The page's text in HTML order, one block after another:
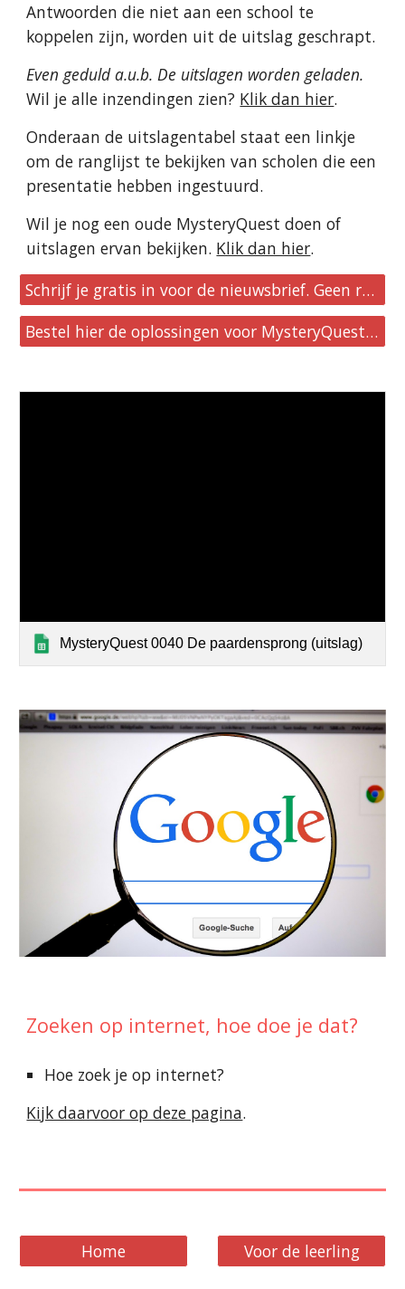
Antwoorden die niet aan een school te
koppelen zijn, worden uit de uitslag geschrapt.
Even geduld a.u.b. De uitslagen worden geladen.
Wil je alle inzendingen zien? Klik dan hier.
Onderaan de uitslagentabel staat een linkje
om de ranglijst te bekijken van scholen die een
presentatie hebben ingestuurd.
Wil je nog een oude MysteryQuest doen of
uitslagen ervan bekijken. Klik dan hier.
Schrijf je gratis in voor de nieuwsbrief. Geen reclames, geen verplichtingen.
Bestel hier de oplossingen voor MysteryQuest 41 t/m 50.
MysteryQuest 0040 De paardensprong (uitslag)
Zoeken op internet, hoe doe je dat?
Hoe zoek je op internet?
Kijk daarvoor op deze pagina.
Home Voor de leerling